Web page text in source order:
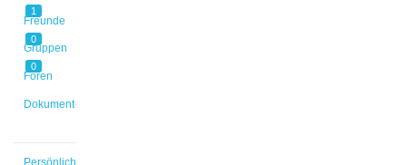
1
Freunde
0
Gruppen
0
Foren
Dokumente
Persönlich